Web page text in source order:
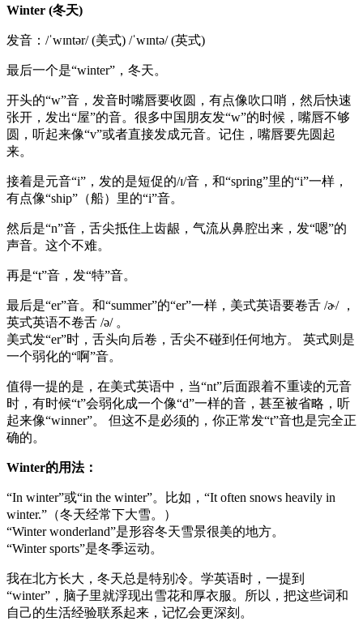
Winter (冬天)
发音：/ˈwɪntər/ (美式) /ˈwɪntə/ (英式)
最后一个是“winter”，冬天。
开头的“w”音，发音时嘴唇要收圆，有点像吹口哨，然后快速
张开，发出“屋”的音。很多中国朋友发“w”的时候，嘴唇不够
圆，听起来像“v”或者直接发成元音。记住，嘴唇要先圆起
来。
接着是元音“i”，发的是短促的/ɪ/音，和“spring”里的“i”一样，
有点像“ship”（船）里的“i”音。
然后是“n”音，舌尖抵住上齿龈，气流从鼻腔出来，发“嗯”的
声音。这个不难。
再是“t”音，发“特”音。
最后是“er”音。和“summer”的“er”一样，美式英语要卷舌 /ɚ/ ，
英式英语不卷舌 /ə/ 。
美式发“er”时，舌头向后卷，舌尖不碰到任何地方。 英式则是
一个弱化的“啊”音。
值得一提的是，在美式英语中，当“nt”后面跟着不重读的元音
时，有时候“t”会弱化成一个像“d”一样的音，甚至被省略，听
起来像“winner”。 但这不是必须的，你正常发“t”音也是完全正
确的。
Winter的用法：
“In winter”或“in the winter”。比如，“It often snows heavily in
winter.”（冬天经常下大雪。）
“Winter wonderland”是形容冬天雪景很美的地方。
“Winter sports”是冬季运动。
我在北方长大，冬天总是特别冷。学英语时，一提到
“winter”，脑子里就浮现出雪花和厚衣服。所以，把这些词和
自己的生活经验联系起来，记忆会更深刻。